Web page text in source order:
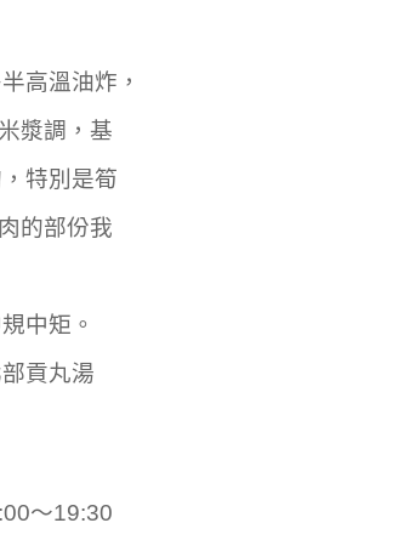
高溫油炸，
漿調，基
特別是筍
的部份我
中矩。
貢丸湯
～19:30